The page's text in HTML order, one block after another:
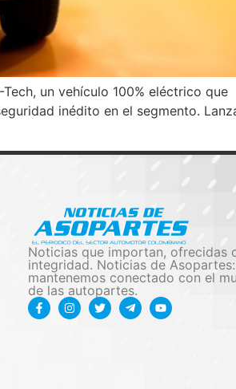
un vehículo 100% eléctrico que
inédito en el segmento.
Noticias que importan, ofrecidas
integridad. Noticias de
mantenemos conectado con el
de las autopartes.